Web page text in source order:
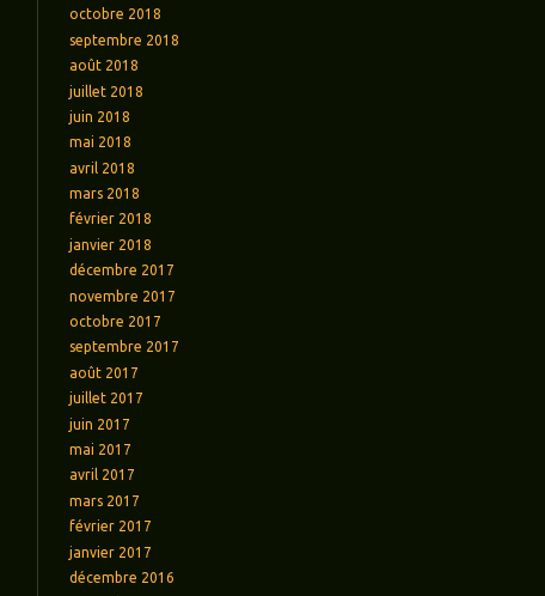
octobre 2018
septembre 2018
août 2018
juillet 2018
juin 2018
mai 2018
avril 2018
mars 2018
février 2018
janvier 2018
décembre 2017
novembre 2017
octobre 2017
septembre 2017
août 2017
juillet 2017
juin 2017
mai 2017
avril 2017
mars 2017
février 2017
janvier 2017
décembre 2016